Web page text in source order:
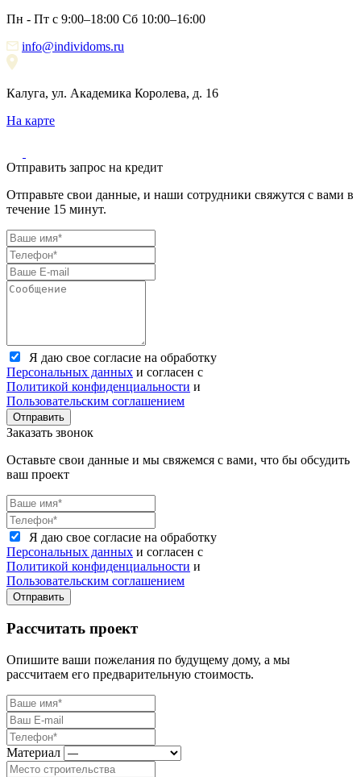
Пн - Пт с 9:00–18:00 Сб 10:00–16:00
info@individoms.ru
Калуга, ул. Академика Королева, д. 16
На карте
Отправить запрос на кредит
Отправьте свои данные, и наши сотрудники свяжутся с вами в
течение 15 минут.
Я даю свое согласие на обработку
Персональных данных и согласен с
Политикой конфиденциальности и
Пользовательским соглашением
Отправить
Заказать звонок
Оставьте свои данные и мы свяжемся с вами, что бы обсудить
ваш проект
Я даю свое согласие на обработку
Персональных данных и согласен с
Политикой конфиденциальности и
Пользовательским соглашением
Отправить
Рассчитать проект
Опишите ваши пожелания по будущему дому, а мы
рассчитаем его предварительную стоимость.
Материал